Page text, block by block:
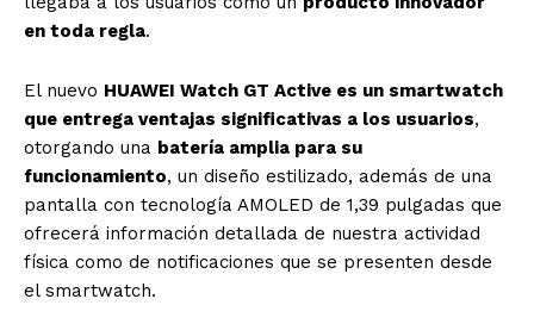
en toda regla.
El nuevo HUAWEI Watch GT Active es un smartwatch
que entrega ventajas significativas a los usuarios,
otorgando una batería amplia para su
funcionamiento, un diseño estilizado, además de una
pantalla con tecnología AMOLED de 1,39 pulgadas que
ofrecerá información detallada de nuestra actividad
física como de notificaciones que se presenten desde
el smartwatch.